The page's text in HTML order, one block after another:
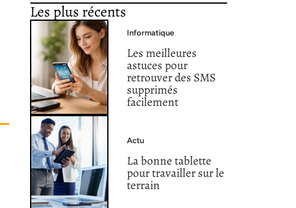
Les plus récents
Informatique
Les meilleures
astuces pour
retrouver des SMS
supprimés
facilement
Actu
La bonne tablette
pour travailler sur le
terrain